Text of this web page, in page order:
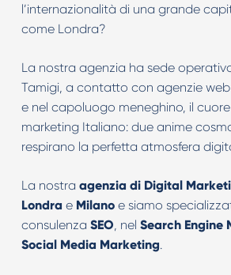
l’internazionalità di una grande
come Londra?
La nostra agenzia ha sede
Tamigi, a contatto con agenzie
e nel capoluogo meneghino, il
marketing Italiano: due anime
respirano la perfetta atmosfera
La nostra agenzia di Digital
Londra e Milanoe siamo
consulenza SEO, nel Search Engine
Social Media Marketing.